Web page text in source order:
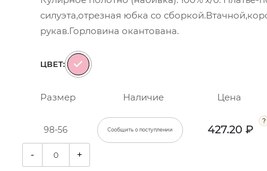
силуэта,отрезная юбка со
рукав.Горловина окантована.
ЦВЕТ:
Размер Наличие Цена
98-56 Сообщить о поступлении 427.20 ₽
- +